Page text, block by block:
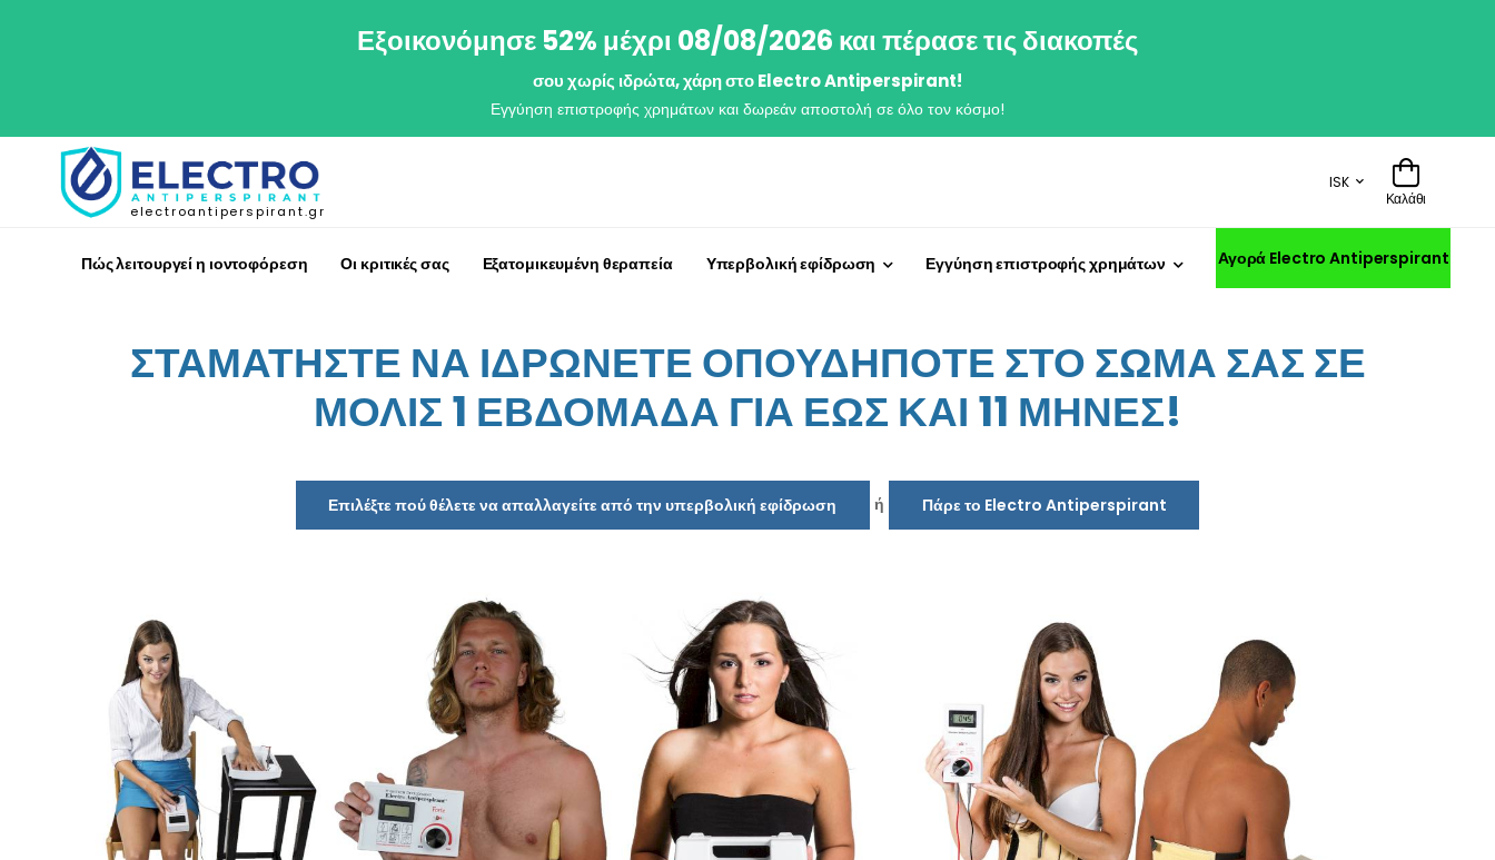
Εξοικονόμησε 52% μέχρι 08/08/2026 και πέρασε τις διακοπές
σου χωρίς ιδρώτα, χάρη στο Electro Antiperspirant!
Εγγύηση επιστροφής χρημάτων και δωρεάν αποστολή σε όλο τον κόσμο!
electroantiperspirant.gr
ISK
Καλάθι
Πώς λειτουργεί η ιοντοφόρεση Οι κριτικές σας Εξατομικευμένη θεραπεία Υπερβολική εφίδρωση Εγγύηση επιστροφής χρημάτων Αγορά Electro Antiperspirant
ΣΤΑΜΑΤΗΣΤΕ ΝΑ ΙΔΡΩΝΕΤΕ ΟΠΟΥΔΗΠΟΤΕ ΣΤΟ ΣΩΜΑ ΣΑΣ ΣΕ
ΜΟΛΙΣ 1 ΕΒΔΟΜΑΔΑ ΓΙΑ ΕΩΣ ΚΑΙ 11 ΜΗΝΕΣ!
Επιλέξτε πού θέλετε να απαλλαγείτε από την υπερβολική εφίδρωση ή Πάρε το Electro Antiperspirant